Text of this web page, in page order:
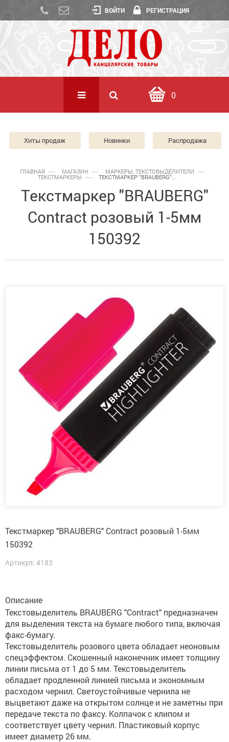
ВОЙТИ РЕГИСТРАЦИЯ
0
Хиты продаж Новинки Распродажа
ГЛАВНАЯ МАГАЗИН МАРКЕРЫ, ТЕКСТОВЫДЕЛИТЕЛИ
ТЕКСТМАРКЕРЫ ТЕКСТМАРКЕР "BRAUBERG"...
Текстмаркер "BRAUBERG"
Contract розовый 1-5мм
150392
Текстмаркер "BRAUBERG" Contract розовый 1-5мм
150392
Артикул: 4183
Описание
Текстовыделитель BRAUBERG "Contract" предназначен
для выделения текста на бумаге любого типа, включая
факс-бумагу.
Текстовыделитель розового цвета обладает неоновым
спецэффектом. Скошенный наконечник имеет толщину
линии письма от 1 до 5 мм. Текстовыделитель
обладает продленной линией письма и экономным
расходом чернил. Светоустойчивые чернила не
выцветают даже на открытом солнце и не заметны при
передаче текста по факсу. Колпачок с клипом и
соответствует цвету чернил. Пластиковый корпус
имеет диаметр 26 мм.